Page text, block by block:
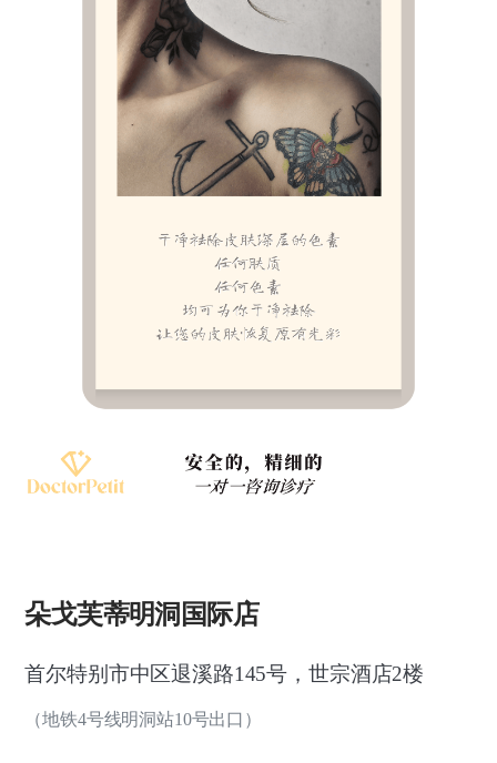
朵戈芙蒂明洞国际店
首尔特别市中区退溪路145号，世宗酒店2楼
（地铁4号线明洞站10号出口）